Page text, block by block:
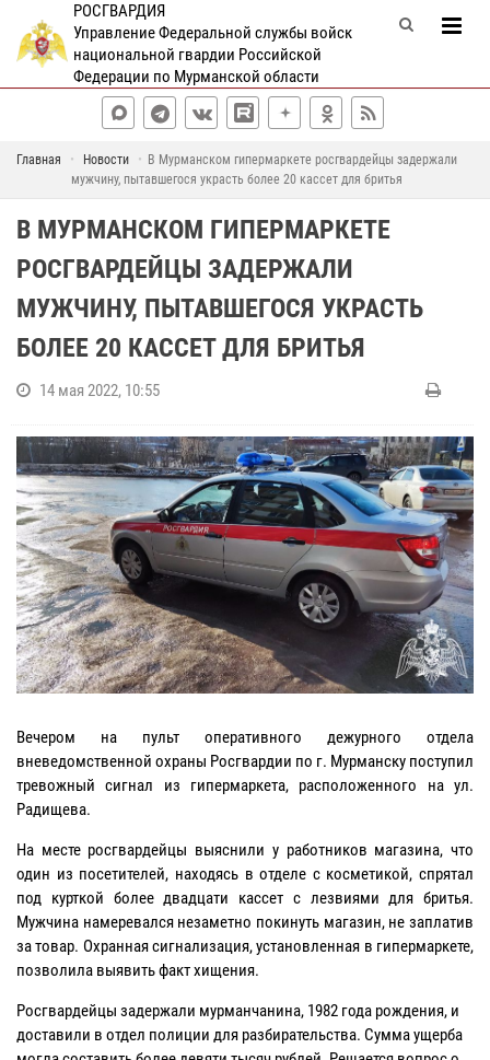
РОСГВАРДИЯ
Управление Федеральной службы войск
национальной гвардии Российской
Федерации по Мурманской области
Главная Новости
В Мурманском гипермаркете росгвардейцы задержали
мужчину, пытавшегося украсть более 20 кассет для бритья
В МУРМАНСКОМ ГИПЕРМАРКЕТЕ
РОСГВАРДЕЙЦЫ ЗАДЕРЖАЛИ
МУЖЧИНУ, ПЫТАВШЕГОСЯ УКРАСТЬ
БОЛЕЕ 20 КАССЕТ ДЛЯ БРИТЬЯ
14 мая 2022, 10:55
Вечером на пульт оперативного дежурного отдела
вневедомственной охраны Росгвардии по г. Мурманску поступил
тревожный сигнал из гипермаркета, расположенного на ул.
Радищева.
На месте росгвардейцы выяснили у работников магазина, что
один из посетителей, находясь в отделе с косметикой, спрятал
под курткой более двадцати кассет с лезвиями для бритья.
Мужчина намеревался незаметно покинуть магазин, не заплатив
за товар. Охранная сигнализация, установленная в гипермаркете,
позволила выявить факт хищения.
Росгвардейцы задержали мурманчанина, 1982 года рождения, и
доставили в отдел полиции для разбирательства. Сумма ущерба